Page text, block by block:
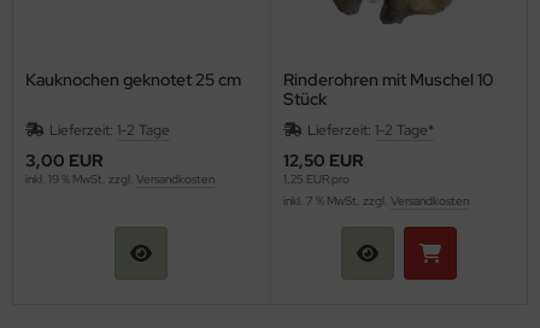
Kauknochen geknotet 25 cm
Lieferzeit: 1-2 Tage
3,00 EUR
inkl. 19 % MwSt. zzgl. Versandkosten
Rinderohren mit Muschel 10
Stück
Lieferzeit: 1-2 Tage*
12,50 EUR
1,25 EUR pro
inkl. 7 % MwSt. zzgl. Versandkosten